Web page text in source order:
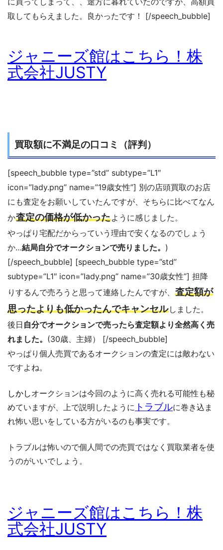
取してもらえました。良かったです！ [/speech_bubble]
ジャニーズ館はこちら！株
式会社JUSTY
買取額に不満足の口コミ（評判）
[speech_bubble type=”std” subtype=”L1″
icon=”lady.png” name=”19歳女性”] 別の店頭買取のお店
にも査定をお願いしていたんですが、そちらに比べてなん
か査定の価格が低かったように感じました。
やっぱり宅配だからっていう理由で安くなるのでしょう
か…結局自分でオークションで売りました。 )
[/speech_bubble] [speech_bubble type=”std”
subtype=”L1″ icon=”lady.png” name=”30歳女性”] 担降
りするんで売ろうと思って連絡したんですが、 査定額が
思ったよりも低かったんでキャンセル しました。
後日 自分でオークションで売ったら査定額より全然高く売
れました。 (30歳、主婦） [/speech_bubble]
やっぱり個人売買であるオークションの査定には敵わない
ですよね。
しかしオークションは今回のように高く売れる可能性も秘
めていますが、上で説明したように トラブルに巻き込ま
れ怖い思いをしている方がいるのも事実です。
トラブルは怖いので個人間での売買ではなく買取業者を使
うのがいいでしょう。
ジャニーズ館はこちら！株
式会社JUSTY